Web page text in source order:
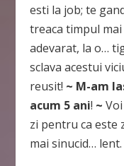
esti la job; te
treaca timpul
adevarat, la o…
sclava acestui
reusit! ~ M-am
acum 5 ani! ~
zi pentru ca este
mai sinucid… lent.